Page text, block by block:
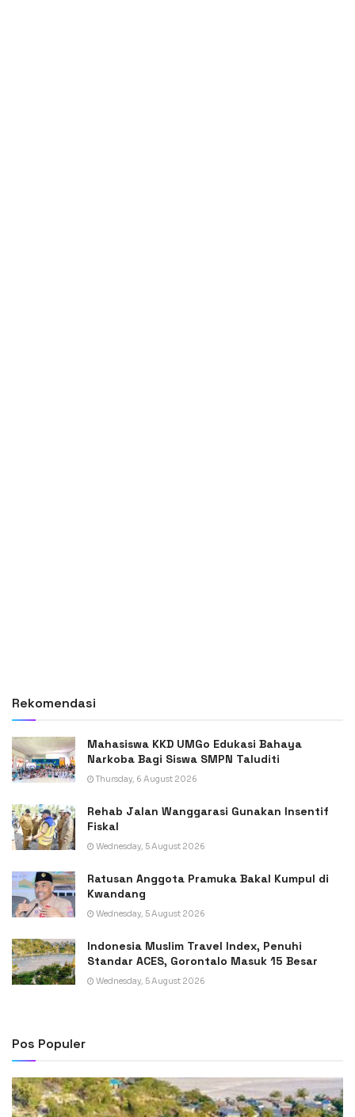
Rekomendasi
Mahasiswa KKD UMGo Edukasi Bahaya
Narkoba Bagi Siswa SMPN Taluditi
Thursday, 6 August 2026
Rehab Jalan Wanggarasi Gunakan Insentif
Fiskal
Wednesday, 5 August 2026
Ratusan Anggota Pramuka Bakal Kumpul di
Kwandang
Wednesday, 5 August 2026
Indonesia Muslim Travel Index, Penuhi
Standar ACES, Gorontalo Masuk 15 Besar
Wednesday, 5 August 2026
Pos Populer